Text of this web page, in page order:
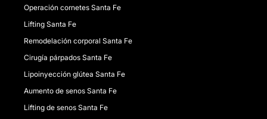
Operación cornetes Santa Fe
Lifting Santa Fe
Remodelación corporal Santa Fe
Cirugía párpados Santa Fe
Lipoinyección glútea Santa Fe
Aumento de senos Santa Fe
Lifting de senos Santa Fe